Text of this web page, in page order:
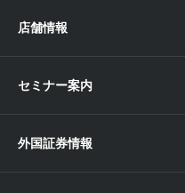
ETF・ETN・REIT
ラップサービス
新商品情報
取引ツール
各種お手続き
便利なサービス
店舗情報
近畿
セミナー案内
外国証券情報